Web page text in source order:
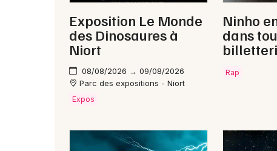
Exposition Le Monde
des Dinosaures à
Niort
08/08/2026 → 09/08/2026
Parc des expositions - Niort
Expos
Ninho
dans
Rap